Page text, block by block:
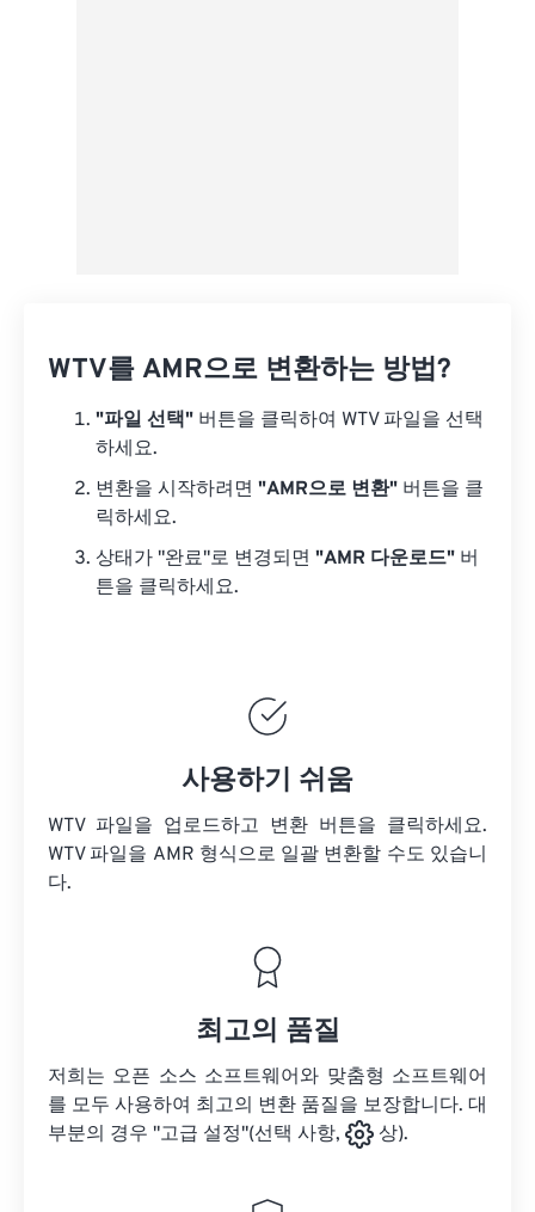
WTV를 AMR으로 변환하는 방법?
"파일 선택" 버튼을 클릭하여 WTV 파일을 선택
하세요.
변환을 시작하려면 "AMR으로 변환" 버튼을 클
릭하세요.
상태가 "완료"로 변경되면 "AMR 다운로드" 버
튼을 클릭하세요.
사용하기 쉬움
WTV 파일을 업로드하고 변환 버튼을 클릭하세요.
WTV 파일을 AMR 형식으로 일괄 변환할 수도 있습니
다.
최고의 품질
저희는 오픈 소스 소프트웨어와 맞춤형 소프트웨어
를 모두 사용하여 최고의 변환 품질을 보장합니다. 대
부분의 경우 "고급 설정"(선택 사항,
상).